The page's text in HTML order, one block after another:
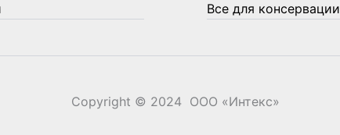
Все для консервации
Copyright © 2024 ООО «‎Интекс»‎